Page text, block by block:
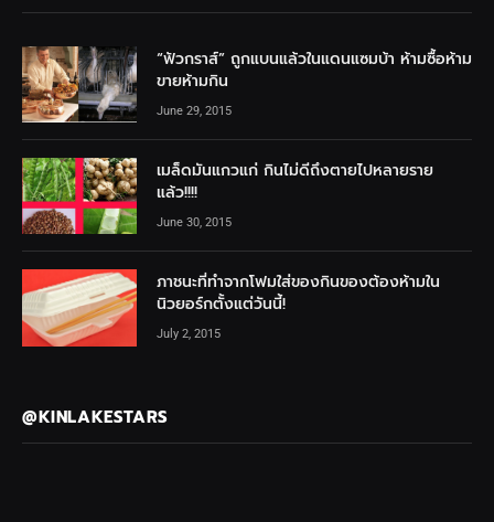
“ฟัวกราส์” ถูกแบนแล้วในแดนแซมบ้า ห้ามซื้อห้าม
ขายห้ามกิน
June 29, 2015
เมล็ดมันแกวแก่ กินไม่ดีถึงตายไปหลายราย
แล้ว!!!!
June 30, 2015
ภาชนะที่ทำจากโฟมใส่ของกินของต้องห้ามใน
นิวยอร์กตั้งแต่วันนี้!
July 2, 2015
@KINLAKESTARS